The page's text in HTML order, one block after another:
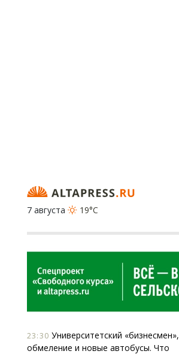
7 августа
19°C
23:30 Университетский «бизнесмен»,
обмеление и новые автобусы. Что